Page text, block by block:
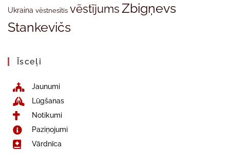
Ukraina vēstnesītis vēstījumsZbigņevs
Stankevičs
Īsceļi
Jaunumi
Lūgšanas
Notikumi
Paziņojumi
Vārdnīca